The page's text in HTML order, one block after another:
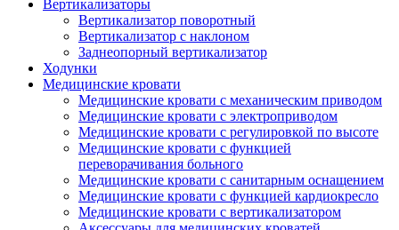
Вертикализаторы
Вертикализатор поворотный
Вертикализатор с наклоном
Заднеопорный вертикализатор
Ходунки
Медицинские кровати
Медицинские кровати с механическим приводом
Медицинские кровати с электроприводом
Медицинские кровати с регулировкой по высоте
Медицинские кровати с функцией
переворачивания больного
Медицинские кровати с санитарным оснащением
Медицинские кровати с функцией кардиокресло
Медицинские кровати с вертикализатором